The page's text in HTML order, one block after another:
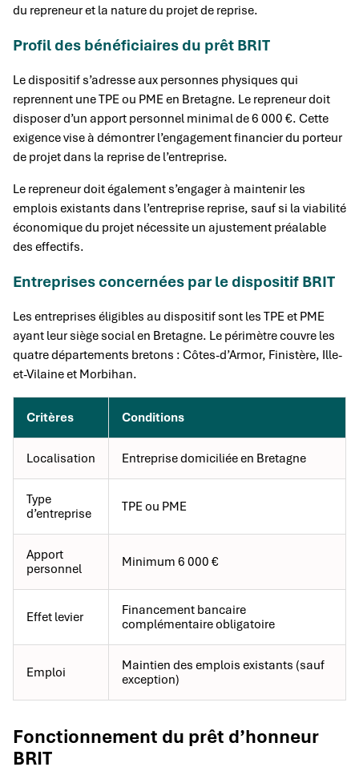
du repreneur et la nature du projet de reprise.
Profil des bénéficiaires du prêt BRIT
Le dispositif s’adresse aux personnes physiques qui
reprennent une TPE ou PME en Bretagne. Le repreneur doit
disposer d’un apport personnel minimal de 6 000 €. Cette
exigence vise à démontrer l’engagement financier du porteur
de projet dans la reprise de l’entreprise.
Le repreneur doit également s’engager à maintenir les
emplois existants dans l’entreprise reprise, sauf si la viabilité
économique du projet nécessite un ajustement préalable
des effectifs.
Entreprises concernées par le dispositif BRIT
Les entreprises éligibles au dispositif sont les TPE et PME
ayant leur siège social en Bretagne. Le périmètre couvre les
quatre départements bretons : Côtes-d’Armor, Finistère, Ille-
et-Vilaine et Morbihan.
Critères Conditions
Localisation Entreprise domiciliée en Bretagne
Type
d’entreprise
TPE ou PME
Apport
personnel
Minimum 6 000 €
Effet levier
Financement bancaire
complémentaire obligatoire
Emploi
Maintien des emplois existants (sauf
exception)
Fonctionnement du prêt d’honneur
BRIT